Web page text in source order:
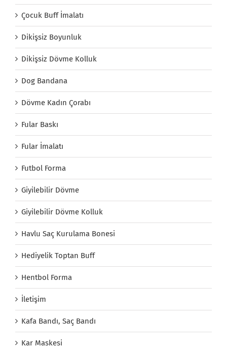
Çocuk Buff İmalatı
Dikişsiz Boyunluk
Dikişsiz Dövme Kolluk
Dog Bandana
Dövme Kadın Çorabı
Fular Baskı
Fular İmalatı
Futbol Forma
Giyilebilir Dövme
Giyilebilir Dövme Kolluk
Havlu Saç Kurulama Bonesi
Hediyelik Toptan Buff
Hentbol Forma
İletişim
Kafa Bandı, Saç Bandı
Kar Maskesi